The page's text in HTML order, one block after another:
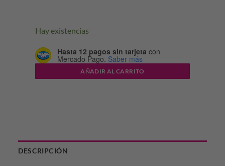
Hay existencias
Hasta 12 pagos sin tarjeta con
Mercado Pago. Saber más
AÑADIR AL CARRITO
DESCRIPCIÓN